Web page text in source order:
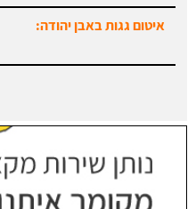
איטום גגות באבן יהודה: